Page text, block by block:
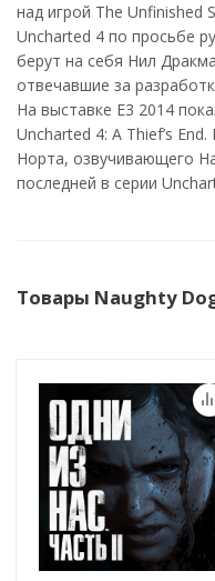
над игрой The Unfinished
Uncharted 4 по просьбе
берут на себя Нил
отвечавшие за
На выставке E3 2014
Uncharted 4: A Thief’s
Норта, озвучивающего
последней в серии
Товары Naughty